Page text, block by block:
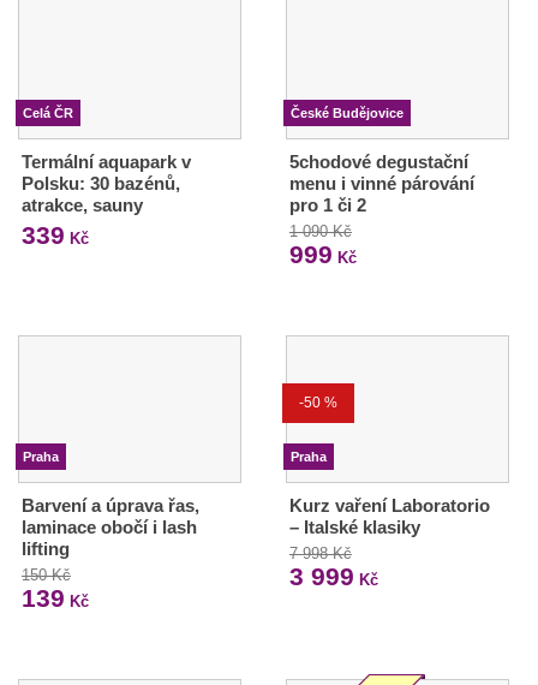
Celá ČR
Termální aquapark v
Polsku: 30 bazénů,
atrakce, sauny
339 Kč
České Budějovice
5chodové degustační
menu i vinné párování
pro 1 či 2
1 090 Kč
999 Kč
Praha
Barvení a úprava řas,
laminace obočí i lash
lifting
150 Kč
139 Kč
-50 %
Praha
Kurz vaření Laboratorio
– Italské klasiky
7 998 Kč
3 999 Kč